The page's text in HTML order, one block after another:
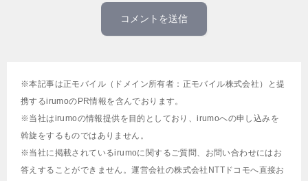
※本記事は正モバイル（ドメイン所有者：正モバイル株式会社）と提
携するirumoのPR情報を含んでおります。
※当社はirumoの情報提供を目的としており、irumoへの申し込みを
斡旋をするものではありません。
※当社に掲載されているirumoに関するご質問、お問い合わせにはお
答えすることができません。運営会社の株式会社NTTドコモへ直接お